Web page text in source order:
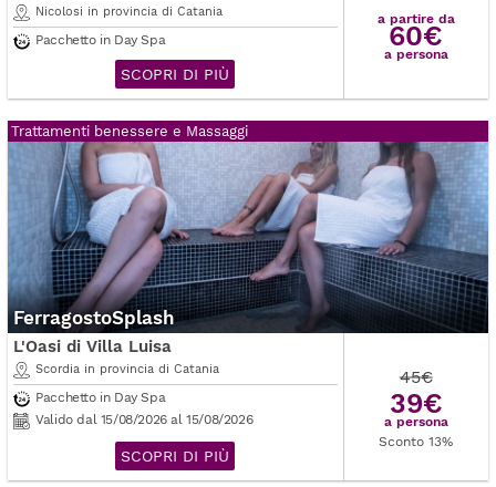
Nicolosi in provincia di Catania
Pacchetto in Day Spa
SCOPRI DI PIÙ
a partire da
60€
a persona
Trattamenti benessere e Massaggi
FerragostoSplash
L'Oasi di Villa Luisa
Scordia in provincia di Catania
Pacchetto in Day Spa
Valido dal 15/08/2026 al 15/08/2026
SCOPRI DI PIÙ
45€
39€
a persona
Sconto 13%